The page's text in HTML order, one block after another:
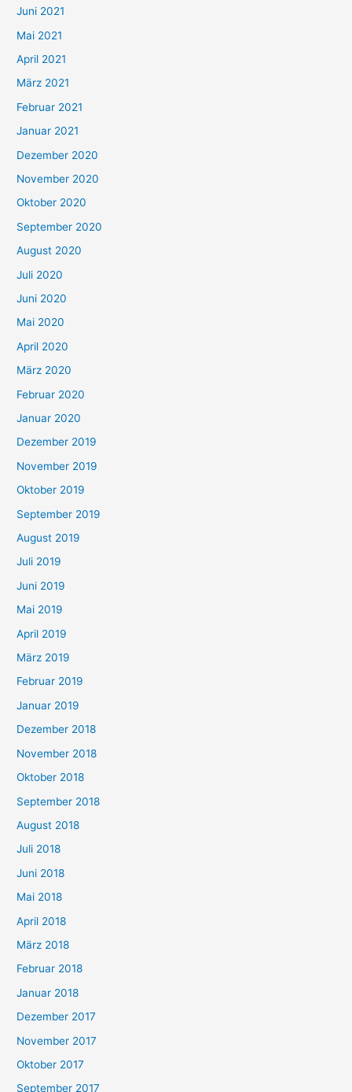
c
h
:
Juni 2021
Mai 2021
April 2021
März 2021
Februar 2021
Januar 2021
Dezember 2020
November 2020
Oktober 2020
September 2020
August 2020
Juli 2020
Juni 2020
Mai 2020
April 2020
März 2020
Februar 2020
Januar 2020
Dezember 2019
November 2019
Oktober 2019
September 2019
August 2019
Juli 2019
Juni 2019
Mai 2019
April 2019
März 2019
Februar 2019
Januar 2019
Dezember 2018
November 2018
Oktober 2018
September 2018
August 2018
Juli 2018
Juni 2018
Mai 2018
April 2018
März 2018
Februar 2018
Januar 2018
Dezember 2017
November 2017
Oktober 2017
September 2017